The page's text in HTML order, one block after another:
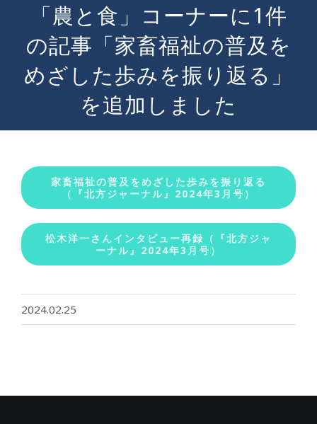
「農と食」コーナーに1件
の記事「家畜福祉の普及を
めざした歩みを振り返る」
を追加しました
家畜福祉の普及をめざした歩みを振り返る
（『北方ジャーナル』2024年3月号）
松木洋一さんインタビュー再録（『北方ジャ
ーナル』2024年3月号）
2024.02.25